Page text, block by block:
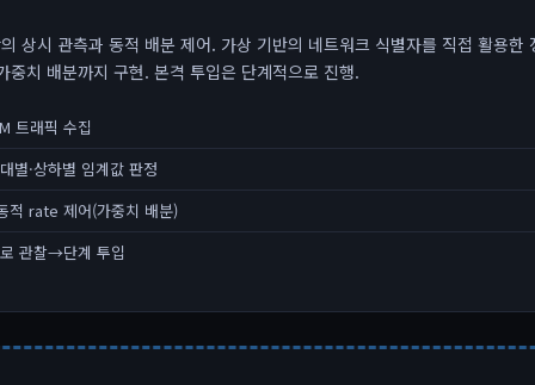
상시 관측과 동적 배분 제어. 가상 기반의 네트워크 식별자를 직접 활용한
중치 배분까지 구현. 본격 투입은 단계적으로 진행.
트래픽 수집
별·상하별 임계값 판정
적 rate 제어(가중치 배분)
관찰→단계 투입